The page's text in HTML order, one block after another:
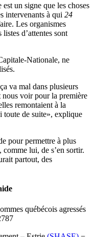
est un signe que les choses
intervenants à qui 24
Les organismes
d’attentes sont
Nationale, ne
va mal dans plusieurs
nous voir pour la première
remontaient à la
toute de suite», explique
pour permettre à plus
lui, de s’en sortir.
partout, des
québécois agressés